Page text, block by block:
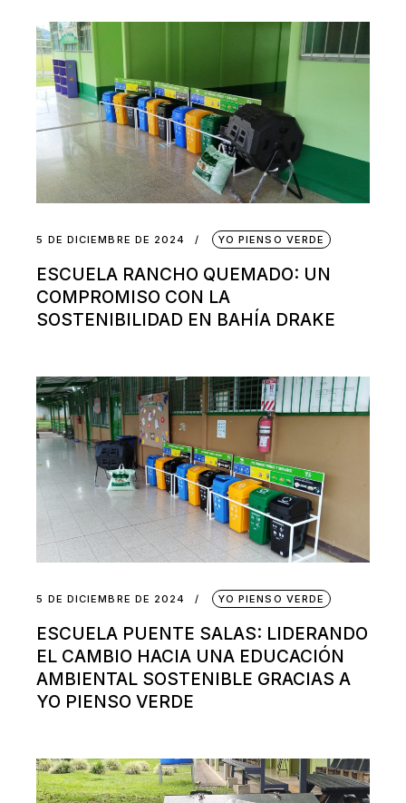
5 DE DICIEMBRE DE 2024 YO PIENSO VERDE
ESCUELA RANCHO QUEMADO: UN
COMPROMISO CON LA
SOSTENIBILIDAD EN BAHÍA DRAKE
5 DE DICIEMBRE DE 2024 YO PIENSO VERDE
ESCUELA PUENTE SALAS: LIDERANDO
EL CAMBIO HACIA UNA EDUCACIÓN
AMBIENTAL SOSTENIBLE GRACIAS A
YO PIENSO VERDE